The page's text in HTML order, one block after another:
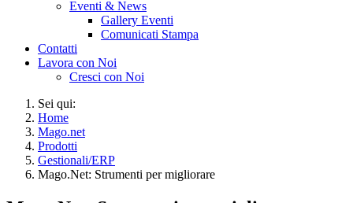
Eventi & News
Gallery Eventi
Comunicati Stampa
Contatti
Lavora con Noi
Cresci con Noi
Sei qui:
Home
Mago.net
Prodotti
Gestionali/ERP
Mago.Net: Strumenti per migliorare